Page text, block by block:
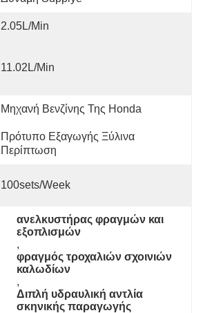
2.05L/min
11.02L/min
Μηχανή Βενζίνης Της Honda
Πρότυπο Εξαγωγής Ξύλινα
Περίπτωση
100sets/week
ανελκυστήρας φραγμών και
εξοπλισμών
,
φραγμός τροχαλιών σχοινιών
καλωδίων
,
Διπλή υδραυλική αντλία
σκηνικής παραγωγής